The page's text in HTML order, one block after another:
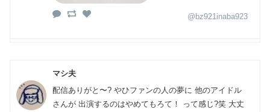
@bz921inaba923
マシ夫
配信ありがと〜? やひファンの人の夢に 他のアイドル
さんが 出演するのはやめてもろて！ って感じ?笑 大丈